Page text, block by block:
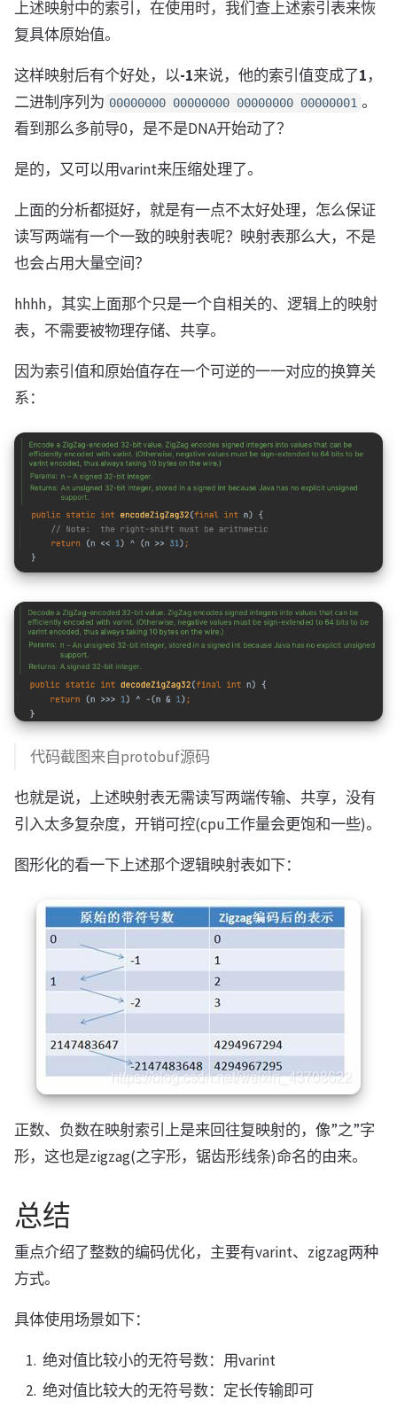
上述映射中的索引，在使用时，我们查上述索引表来恢
复具体原始值。
这样映射后有个好处，以-1来说，他的索引值变成了1，
二进制序列为 00000000 00000000 00000000 00000001 。
看到那么多前导0，是不是DNA开始动了？
是的，又可以用varint来压缩处理了。
上面的分析都挺好，就是有一点不太好处理，怎么保证
读写两端有一个一致的映射表呢？映射表那么大，不是
也会占用大量空间？
hhhh，其实上面那个只是一个自相关的、逻辑上的映射
表，不需要被物理存储、共享。
因为索引值和原始值存在一个可逆的一一对应的换算关
系：
代码截图来自protobuf源码
也就是说，上述映射表无需读写两端传输、共享，没有
引入太多复杂度，开销可控(cpu工作量会更饱和一些)。
图形化的看一下上述那个逻辑映射表如下：
正数、负数在映射索引上是来回往复映射的，像”之”字
形，这也是zigzag(之字形，锯齿形线条)命名的由来。
总结
重点介绍了整数的编码优化，主要有varint、zigzag两种
方式。
具体使用场景如下：
绝对值比较小的无符号数：用varint
绝对值比较大的无符号数：定长传输即可